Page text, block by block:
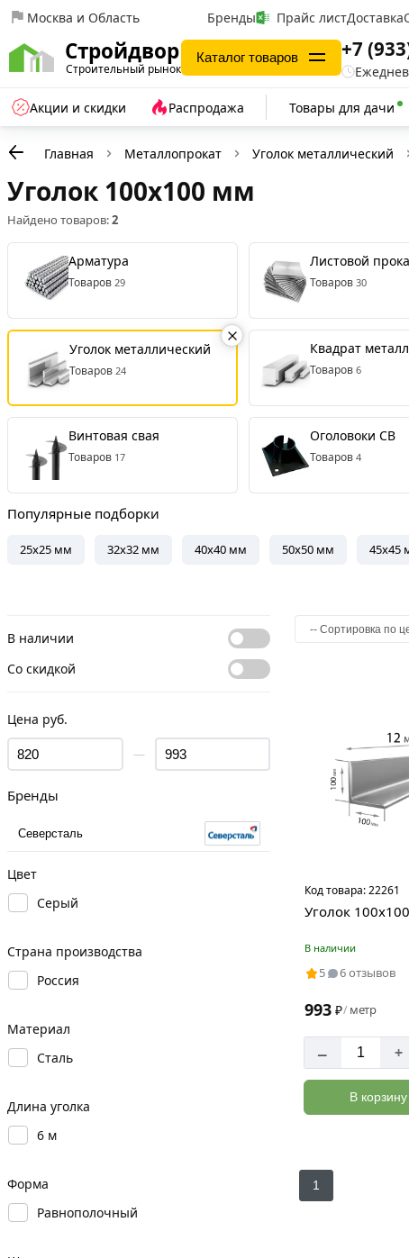
Москва и Область Бренды Прайс листДоставка
Стройдвор
Строительный рынок
Каталог товаров +7
Акции и скидки Распродажа Товары для дачи
Главная Металлопрокат Уголок металлический
Уголок 100x100 мм
Найдено товаров:2
Арматура
Товаров 29
Листовой
Товаров 30
Уголок металлический
Товаров 24
Квадрат
Товаров 6
Винтовая свая
Товаров 17
Оголовоки СВ
Товаров 4
Популярные подборки
25x25 мм 32x32 мм 40x40 мм 50x50 мм 45x45
В наличии
Со скидкой
Цена руб.
—
Бренды
Северсталь
Цвет
Серый
Страна производства
Россия
Материал
Сталь
Длина уголка
6 м
Форма
Равнополочный
Код товара:22261
Уголок
В наличии
5 6 отзывов
993 ₽/ метр
– +
В корзину
1